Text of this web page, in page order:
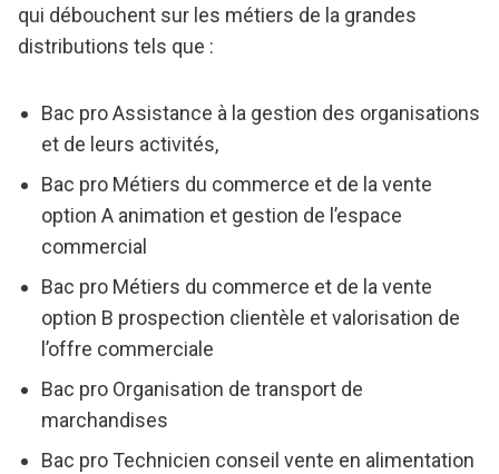
qui débouchent sur les métiers de la grandes
distributions tels que :
Bac pro Assistance à la gestion des organisations
et de leurs activités,
Bac pro Métiers du commerce et de la vente
option A animation et gestion de l’espace
commercial
Bac pro Métiers du commerce et de la vente
option B prospection clientèle et valorisation de
l’offre commerciale
Bac pro Organisation de transport de
marchandises
Bac pro Technicien conseil vente en alimentation